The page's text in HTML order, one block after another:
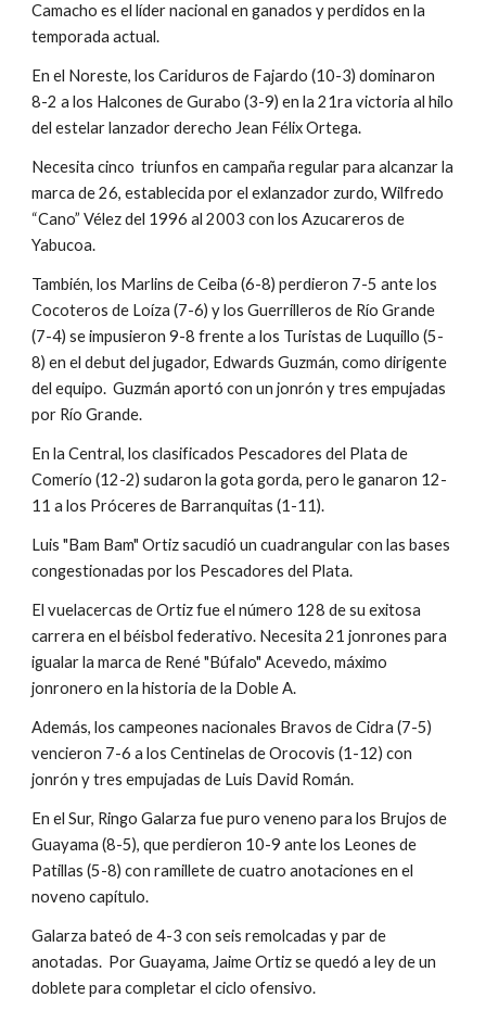
Camacho es el líder nacional en ganados y perdidos en la
temporada actual.
En el Noreste, los Cariduros de Fajardo (10-3) dominaron
8-2 a los Halcones de Gurabo (3-9) en la 21ra victoria al hilo
del estelar lanzador derecho Jean Félix Ortega.
Necesita cinco  triunfos en campaña regular para alcanzar la
marca de 26, establecida por el exlanzador zurdo, Wilfredo
“Cano” Vélez del 1996 al 2003 con los Azucareros de
Yabucoa.
También, los Marlins de Ceiba (6-8) perdieron 7-5 ante los
Cocoteros de Loíza (7-6) y los Guerrilleros de Río Grande
(7-4) se impusieron 9-8 frente a los Turistas de Luquillo (5-
8) en el debut del jugador, Edwards Guzmán, como dirigente
del equipo.  Guzmán aportó con un jonrón y tres empujadas
por Río Grande.
En la Central, los clasificados Pescadores del Plata de
Comerío (12-2) sudaron la gota gorda, pero le ganaron 12-
11 a los Próceres de Barranquitas (1-11).
Luis "Bam Bam" Ortiz sacudió un cuadrangular con las bases
congestionadas por los Pescadores del Plata.
El vuelacercas de Ortiz fue el número 128 de su exitosa
carrera en el béisbol federativo. Necesita 21 jonrones para
igualar la marca de René "Búfalo" Acevedo, máximo
jonronero en la historia de la Doble A.
Además, los campeones nacionales Bravos de Cidra (7-5)
vencieron 7-6 a los Centinelas de Orocovis (1-12) con
jonrón y tres empujadas de Luis David Román.
En el Sur, Ringo Galarza fue puro veneno para los Brujos de
Guayama (8-5), que perdieron 10-9 ante los Leones de
Patillas (5-8) con ramillete de cuatro anotaciones en el
noveno capítulo.
Galarza bateó de 4-3 con seis remolcadas y par de
anotadas.  Por Guayama, Jaime Ortiz se quedó a ley de un
doblete para completar el ciclo ofensivo.